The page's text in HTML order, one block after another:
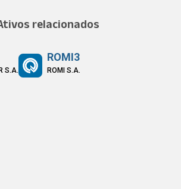
relacionados
S.A.
ROMI3
ROMI S.A.